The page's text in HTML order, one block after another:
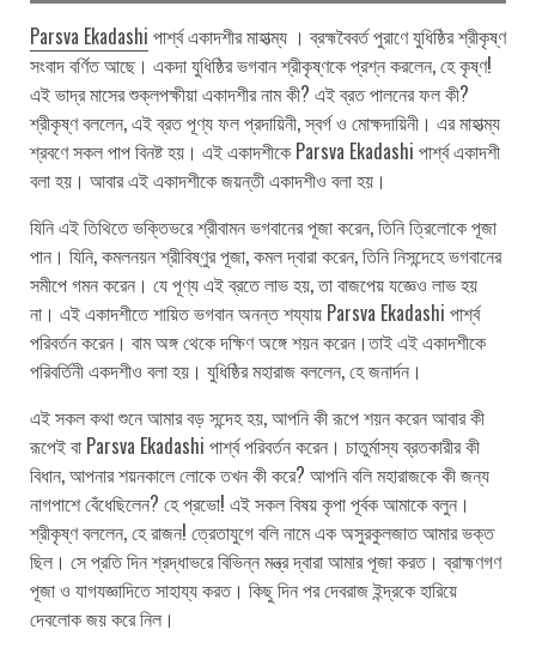
Parsva Ekadashi পার্শ্ব একাদশীর মাহাত্ম্য । ব্রহ্মবৈবর্ত পুরাণে যুধিষ্ঠির শ্রীকৃষ্ণ
সংবাদ বর্ণিত আছে। একদা যুধিষ্ঠির ভগবান শ্রীকৃষ্ণকে প্রশ্ন করলেন, হে কৃষ্ণ!
এই ভাদ্র মাসের শুক্লপক্ষীয়া একাদশীর নাম কী? এই ব্রত পালনের ফল কী?
শ্রীকৃষ্ণ বললেন, এই ব্রত পূণ্য ফল প্রদায়িনী, স্বর্গ ও মোক্ষদায়িনী। এর মাহাত্ম্য
শ্রবণে সকল পাপ বিনষ্ট হয়। এই একাদশীকে Parsva Ekadashi পার্শ্ব একাদশী
বলা হয়। আবার এই একাদশীকে জয়ন্তী একাদশীও বলা হয়।
যিনি এই তিথিতে ভক্তিভরে শ্রীবামন ভগবানের পূজা করেন, তিনি ত্রিলোকে পূজা
পান। যিনি, কমলনয়ন শ্রীবিষ্ণুর পূজা, কমল দ্বারা করেন, তিনি নিসন্দেহে ভগবানের
সমীপে গমন করেন। যে পূণ্য এই ব্রতে লাভ হয়, তা বাজপেয় যজ্ঞেও লাভ হয়
না। এই একাদশীতে শায়িত ভগবান অনন্ত শয্যায় Parsva Ekadashi পার্শ্ব
পরিবর্তন করেন। বাম অঙ্গ থেকে দক্ষিণ অঙ্গে শয়ন করেন।তাই এই একাদশীকে
পরিবর্তিনী একদশীও বলা হয়। যুধিষ্ঠির মহারাজ বললেন, হে জনার্দন।
এই সকল কথা শুনে আমার বড় সন্দেহ হয়, আপনি কী রূপে শয়ন করেন আবার কী
রূপেই বা Parsva Ekadashi পার্শ্ব পরিবর্তন করেন। চাতুর্মাস্য ব্রতকারীর কী
বিধান, আপনার শয়নকালে লোকে তখন কী করে? আপনি বলি মহারাজকে কী জন্য
নাগপাশে বেঁধেছিলেন? হে প্রভো! এই সকল বিষয় কৃপা পূর্বক আমাকে বলুন।
শ্রীকৃষ্ণ বললেন, হে রাজন! ত্রেতাযুগে বলি নামে এক অসুরকুলজাত আমার ভক্ত
ছিল। সে প্রতি দিন শ্রদ্ধাভরে বিভিন্ন মন্ত্র দ্বারা আমার পূজা করত। ব্রাহ্মণগণ
পূজা ও যাগযজ্ঞাদিতে সাহায্য করত। কিছু দিন পর দেবরাজ ইন্দ্রকে হারিয়ে
দেবলোক জয় করে নিল।